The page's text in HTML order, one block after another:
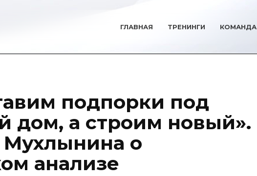
ГЛАВНАЯ ТРЕНИНГИ КОМАНДА
подпорки под
дом, а строим новый».
о
анализе